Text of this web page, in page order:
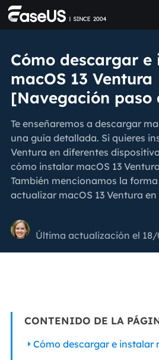
Cómo descargar
macOS 13 Ventura
[Navegación paso
Te enseñaremos a descargar
una guía detallada. Si quieres
Ventura en diferentes
cómo instalar macOS 13
También mencionamos la
actualizar macOS 13 Ventura
Última actualización el
CONTENIDO DE LA
Cómo descargar e instalar